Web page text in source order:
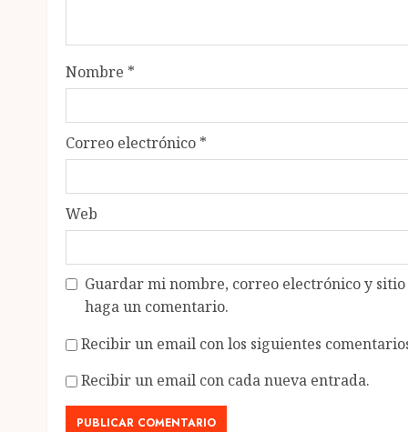
Nombre *
Correo electrónico *
Web
Guardar mi nombre, correo electrónico y
haga un comentario.
Recibir un email con los siguientes
Recibir un email con cada nueva entrada.